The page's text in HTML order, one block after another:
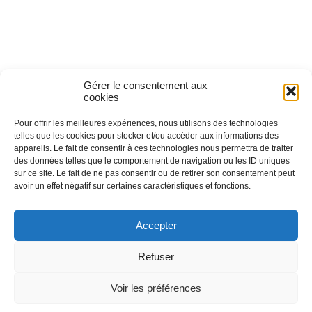
Gérer le consentement aux
cookies
Pour offrir les meilleures expériences, nous utilisons des technologies
telles que les cookies pour stocker et/ou accéder aux informations des
appareils. Le fait de consentir à ces technologies nous permettra de traiter
des données telles que le comportement de navigation ou les ID uniques
sur ce site. Le fait de ne pas consentir ou de retirer son consentement peut
avoir un effet négatif sur certaines caractéristiques et fonctions.
Accepter
Refuser
Voir les préférences
11600 Lastours
(+33) 4 68 76 64 90
Montagne Noire –Mentions légales